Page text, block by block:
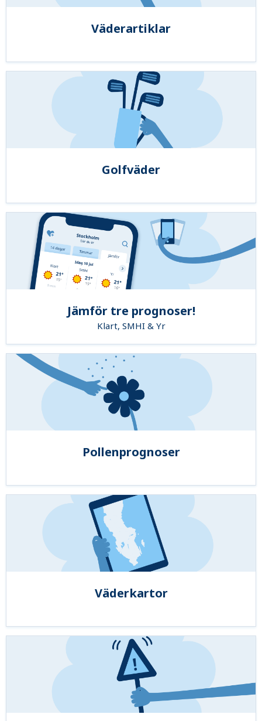
Väderartiklar
Golfväder
Jämför tre prognoser!
Klart, SMHI & Yr
Pollenprognoser
Väderkartor